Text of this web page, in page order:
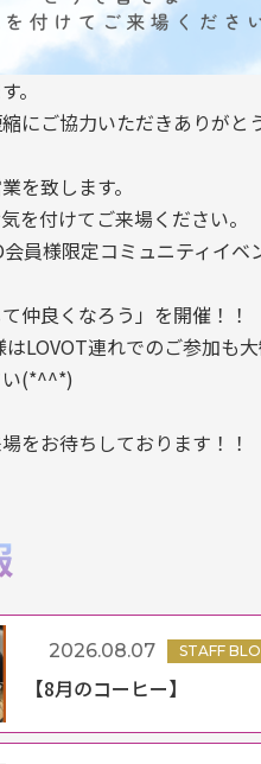
。
にご協力いただきありがと
を致します。
を付けてご来場ください。
員様限定コミュニティイベ
仲良くなろう」を開催！！
はLOVOT連れでのご参加も
(*^^*)
をお待ちしております！！
【8月のコーヒー】
2026.08.07 STAFF